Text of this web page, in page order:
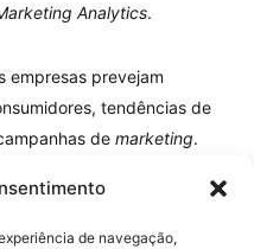
de navegação,
Analytics.
empresas prevejam
tendências de
demarketing.
podem se antecipar
de marketing